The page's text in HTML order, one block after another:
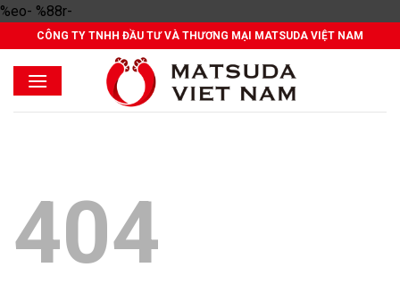
%eo- %88r-
to
content
CÔNG TY TNHH ĐẦU TƯ VÀ THƯƠNG MẠI MATSUDA VIỆT NAM
404